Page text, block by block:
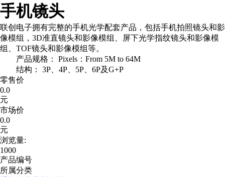
手机镜头
联创电子拥有完整的手机光学配套产品，包括手机拍照镜头和影
像模组，3D准直镜头和影像模组、屏下光学指纹镜头和影像模
组、TOF镜头和影像模组等。
产品规格： Pixels：From 5M to 64M
结构： 3P、4P、5P、6P及G+P
零售价
0.0
元
市场价
0.0
元
浏览量:
1000
产品编号
所属分类